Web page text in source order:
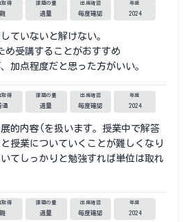
取得
難
課題の量
適量
出席確認
毎度確認
年度
2024
ていないと解けない。
め受講することがおすすめ
加点程度だと思った方がいい。
取得
通
課題の量
適量
出席確認
毎度確認
年度
2024
的内容(を扱います。授業中で解答
授業についていくことが難しくなり
てしっかりと勉強すれば単位は取れ
取得
難
課題の量
適量
出席確認
毎度確認
年度
2024